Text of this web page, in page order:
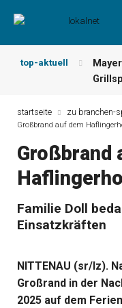
top-aktuell
und
Der
startseite zu branchen-
Großbrand auf dem
Großbrand
Familie Doll
Einsatzkräften
NITTENAU (sr/lz).
Großrand in der
2025 auf dem